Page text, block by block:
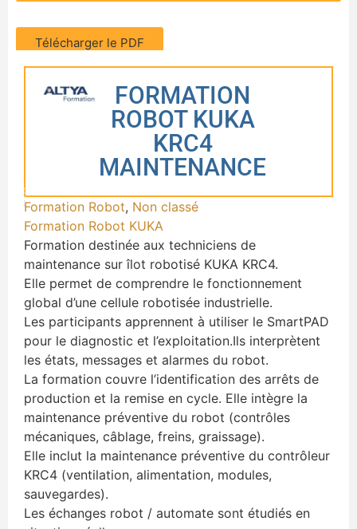
Télécharger le PDF
FORMATION
ROBOT KUKA
KRC4
MAINTENANCE
Formation Robot, Non classé
Formation Robot KUKA
Formation destinée aux techniciens de
maintenance sur îlot robotisé KUKA KRC4.
Elle permet de comprendre le fonctionnement
global d’une cellule robotisée industrielle.
Les participants apprennent à utiliser le SmartPAD
pour le diagnostic et l’exploitation.Ils interprètent
les états, messages et alarmes du robot.
La formation couvre l’identification des arrêts de
production et la remise en cycle. Elle intègre la
maintenance préventive du robot (contrôles
mécaniques, câblage, freins, graissage).
Elle inclut la maintenance préventive du contrôleur
KRC4 (ventilation, alimentation, modules,
sauvegardes).
Les échanges robot / automate sont étudiés en